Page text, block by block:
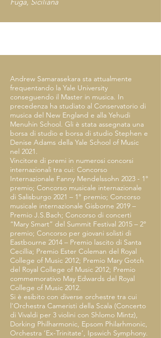
Andrew Samarasekara sta attualmente
frequentando la Yale University
conseguendo il Master in musica. In
precedenza ha studiato al Conservatorio di
musica del New England e alla Yehudi
Menuhin School. Gli è stata assegnata una
borsa di studio e borsa di studio Stephen e
Denise Adams della Yale School of Music
nel 2021.
Vincitore di premi in numerosi concorsi
internazionali tra cui: Concorso
Internazionale Fanny Mendelssohn 2023 - 1°
premio; Concorso musicale internazionale
di Salisburgo 2021 – 1° premio; Concorso
musicale internazionale Gisborne 2019 –
Premio J.S.Bach; Concorso di concerti
“Mary Smart” del Summit Festival 2015 – 2°
premio; Concorso per giovani solisti di
Eastbourne 2014 – Premio lascito di Santa
Cecillia; Premio Ester Coleman del Royal
College of Music 2012; Premio Mary Gotch
del Royal College of Music 2012; Premio
commemorativo May Edwards del Royal
College of Music 2012.
Si è esibito con diverse orchestre tra cui
l'Orchestra Cameristi della Scala (Concerto
di Vivaldi per 3 violini con Shlomo Mintz),
Dorking Philharmonic, Epsom Philarhmonic,
Orchestra ‘Ex-Trinitate’, Ipswich Symphony.